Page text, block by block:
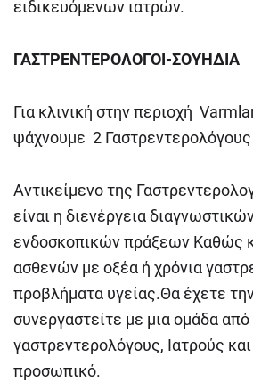
ειδικευόμενων ιατρών.
ΓΑΣΤΡΕΝΤΕΡΟΛΟΓΟΙ-ΣΟΥΗΔΙΑ
Για κλινική στην περιοχή
ψάχνουμε 2 Γαστρεντερολόγους
Αντικείμενο της
είναι η διενέργεια
ενδοσκοπικών πράξεων Καθώς
ασθενών με οξέα ή χρόνια
προβλήματα υγείας.Θα έχετε
συνεργαστείτε με μια ομάδα
γαστρεντερολόγους, Ιατρούς
προσωπικό.